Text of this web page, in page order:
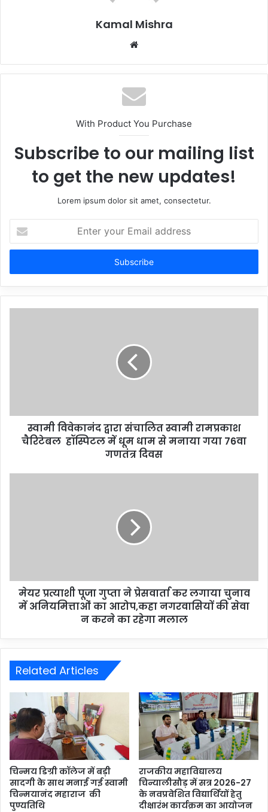
Kamal Mishra
Website
With Product You Purchase
Subscribe to our mailing list
to get the new updates!
Lorem ipsum dolor sit amet, consectetur.
your
Email
स्वामी विवेकानंद द्वारा संचालित स्वामी रामप्रकाश
चैरिटेबल हॉस्पिटल में धूम धाम से मनाया गया 76वा
गणतंत्र दिवस
मेयर प्रत्याशी पूजा गुप्ता ने प्रेसवार्ता कर लगाया चुनाव
में अनियमित्ताओं का आरोप,कहा नगरवासियों की सेवा
न करने का रहेगा मलाल
Related Articles
चिन्मय डिग्री कॉलेज में बड़ी
सादगी के साथ मनाई गई स्वामी
चिन्मयानंद महाराज की
पुण्यतिथि
राजकीय महाविद्यालय
चिन्यालीसौड़ में सत्र 2026-27
के नवप्रवेशित विद्यार्थियों हेतु
दीक्षारंभ कार्यक्रम का आयोजन